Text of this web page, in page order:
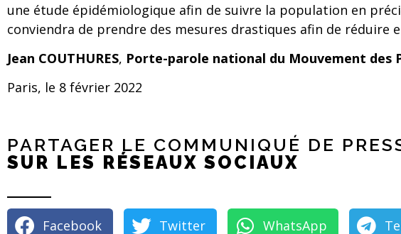
une étude épidémiologique afin de suivre la population en
conviendra de prendre des mesures drastiques afin de réduire
Jean COUTHURES, Porte-parole national du Mouvement des
Paris, le 8 février 2022
PARTAGER LE COMMUNIQUÉ DE
SUR LES RÉSEAUX SOCIAUX
Facebook Twitter WhatsApp